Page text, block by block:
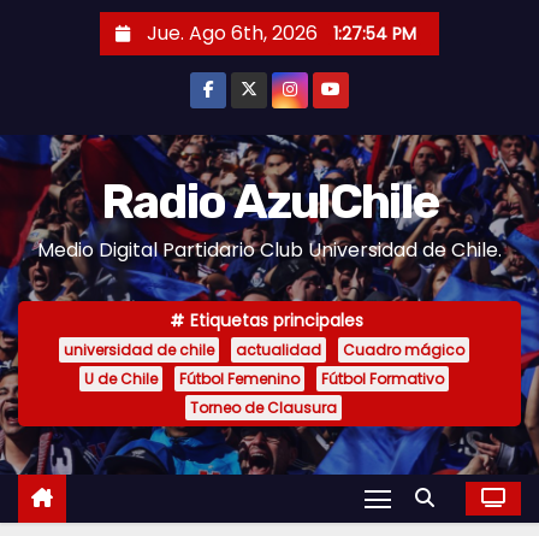
a
l
c
o
n
t
e
n
d
Jue. Ago 6th, 2026 1:27:55 PM
Radio AzulChile
Medio Digital Partidario Club Universidad de Chile.
Etiquetas principales
universidad de chile actualidad
Cuadro mágico
U de Chile
Fútbol Femenino
Fútbol Formativo
Torneo de Clausura